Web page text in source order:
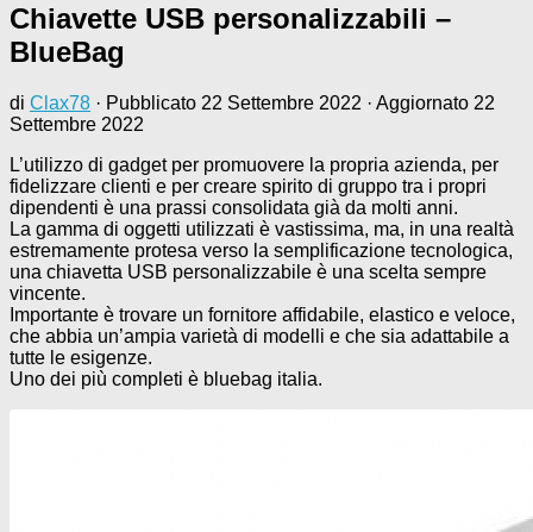
Chiavette USB personalizzabili –
BlueBag
di Clax78 · Pubblicato 22 Settembre 2022 · Aggiornato 22
Settembre 2022
L’utilizzo di gadget per promuovere la propria azienda, per
fidelizzare clienti e per creare spirito di gruppo tra i propri
dipendenti è una prassi consolidata già da molti anni.
La gamma di oggetti utilizzati è vastissima, ma, in una realtà
estremamente protesa verso la semplificazione tecnologica,
una chiavetta USB personalizzabile è una scelta sempre
vincente.
Importante è trovare un fornitore affidabile, elastico e veloce,
che abbia un’ampia varietà di modelli e che sia adattabile a
tutte le esigenze.
Uno dei più completi è bluebag italia.